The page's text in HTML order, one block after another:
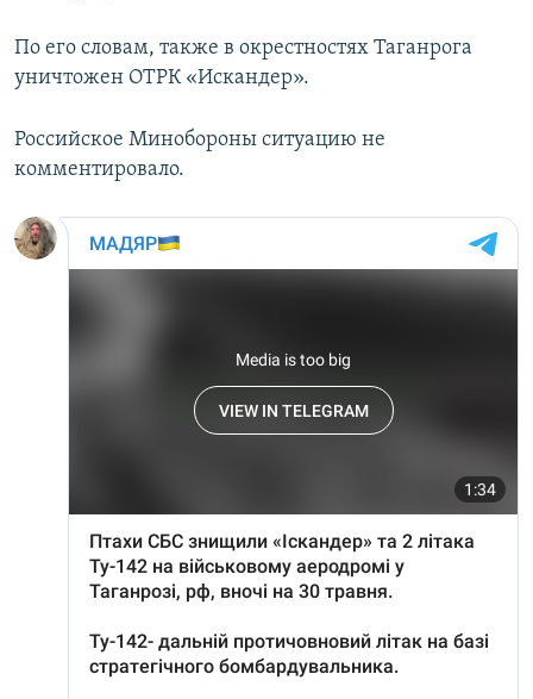
По его словам, также в окрестностях Таганрога
уничтожен ОТРК «Искандер».
Российское Минобороны ситуацию не
комментировало.